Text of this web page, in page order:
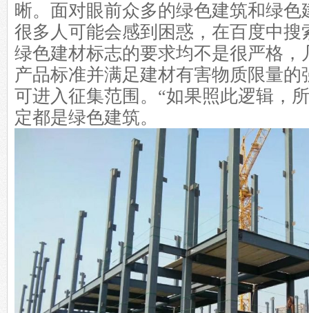
晰。面对眼前众多的绿色建筑和绿色
很多人可能会感到困惑，在百度中搜
绿色建材标志的要求均不是很严格，
产品标准并满足建材有害物质限量的
可进入征集范围。“如果照此逻辑，
定都是绿色建筑。